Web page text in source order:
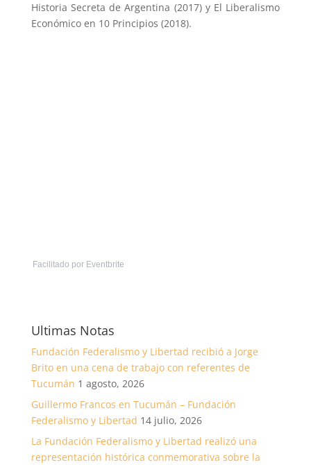
Historia Secreta de Argentina (2017) y El Liberalismo
Económico en 10 Principios (2018).
Facilitado por Eventbrite
Ultimas Notas
Fundación Federalismo y Libertad recibió a Jorge
Brito en una cena de trabajo con referentes de
Tucumán 1 agosto, 2026
Guillermo Francos en Tucumán – Fundación
Federalismo y Libertad 14 julio, 2026
La Fundación Federalismo y Libertad realizó una
representación histórica conmemorativa sobre la